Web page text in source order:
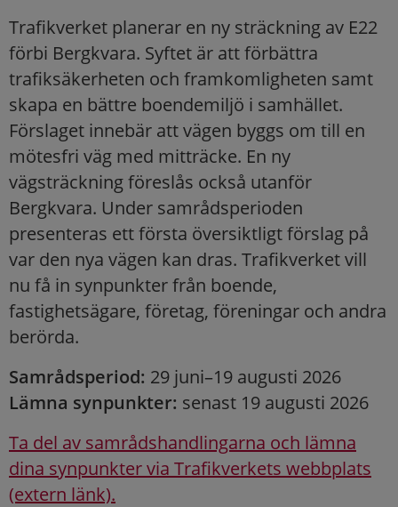
Trafikverket planerar en ny sträckning av E22
förbi Bergkvara. Syftet är att förbättra
trafiksäkerheten och framkomligheten samt
skapa en bättre boendemiljö i samhället.
Förslaget innebär att vägen byggs om till en
mötesfri väg med mitträcke. En ny
vägsträckning föreslås också utanför
Bergkvara. Under samrådsperioden
presenteras ett första översiktligt förslag på
var den nya vägen kan dras. Trafikverket vill
nu få in synpunkter från boende,
fastighetsägare, företag, föreningar och andra
berörda.
Samrådsperiod: 29 juni–19 augusti 2026
Lämna synpunkter: senast 19 augusti 2026
Ta del av samrådshandlingarna och lämna
dina synpunkter via Trafikverkets webbplats
(extern länk).